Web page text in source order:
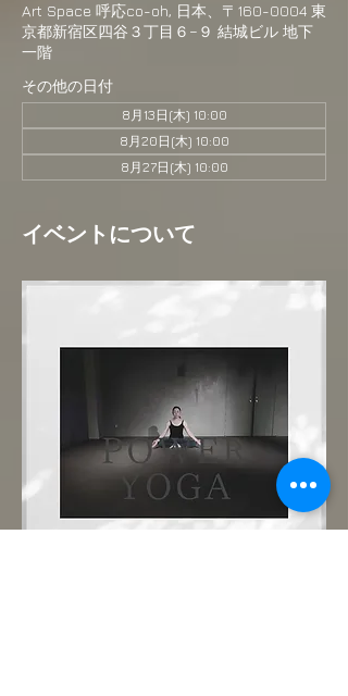
Art Space 呼応co-oh, 日本、〒160-0004 東
京都新宿区四谷３丁目６−９ 結城ビル 地下
一階
その他の日付
8月13日(木) 10:00
8月20日(木) 10:00
8月27日(木) 10:00
イベントについて